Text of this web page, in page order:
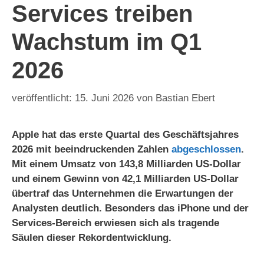
Services treiben
Wachstum im Q1
2026
15. Juni 2026 von Bastian Ebert
Apple hat das erste Quartal des Geschäftsjahres
2026 mit beeindruckenden Zahlen abgeschlossen.
Mit einem Umsatz von 143,8 Milliarden US-Dollar
und einem Gewinn von 42,1 Milliarden US-Dollar
übertraf das Unternehmen die Erwartungen der
Analysten deutlich. Besonders das iPhone und der
Services-Bereich erwiesen sich als tragende
Säulen dieser Rekordentwicklung.